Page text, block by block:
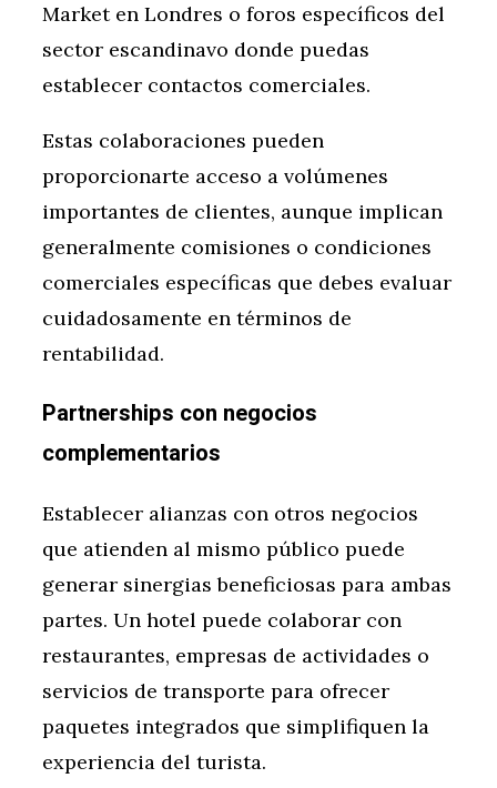
Market en Londres o foros específicos del
sector escandinavo donde puedas
establecer contactos comerciales.
Estas colaboraciones pueden
proporcionarte acceso a volúmenes
importantes de clientes, aunque implican
generalmente comisiones o condiciones
comerciales específicas que debes evaluar
cuidadosamente en términos de
rentabilidad.
Partnerships con negocios
complementarios
Establecer alianzas con otros negocios
que atienden al mismo público puede
generar sinergias beneficiosas para ambas
partes. Un hotel puede colaborar con
restaurantes, empresas de actividades o
servicios de transporte para ofrecer
paquetes integrados que simplifiquen la
experiencia del turista.